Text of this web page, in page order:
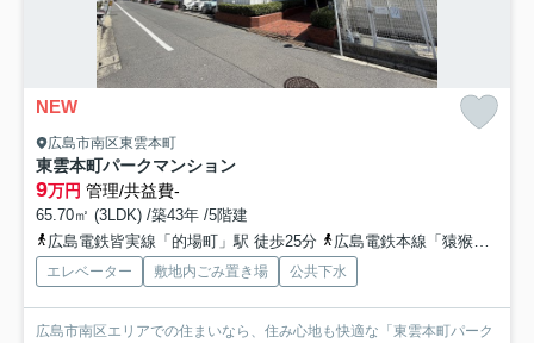
NEW
広島市南区東雲本町
東雲本町パークマンション
9万円 管理/共益費-
65.70㎡ (3LDK) /築43年 /5階建
広島電鉄皆実線「的場町」駅 徒歩25分
広島電鉄本線「猿猴橋町」駅 徒歩27分
エレベーター 敷地内ごみ置き場 公共下水
広島市南区エリアでの住まいなら、住み心地も快適な「東雲本町パーク